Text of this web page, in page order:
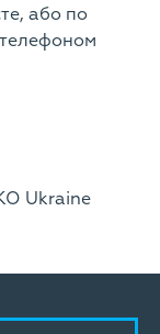
або по
Ukraine